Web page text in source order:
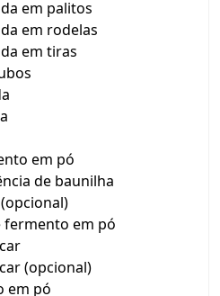
em palitos
em rodelas
em tiras
em pó
de baunilha
fermento em pó
(opcional)
em pó